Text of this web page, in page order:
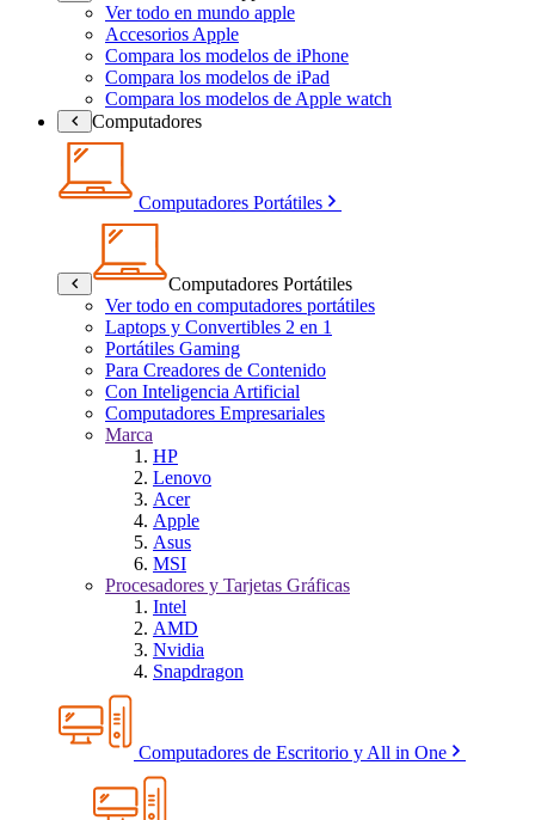
Ver todo en mundo apple
Accesorios Apple
Compara los modelos de iPhone
Compara los modelos de iPad
Compara los modelos de Apple watch
Computadores
Computadores Portátiles
Computadores Portátiles
Ver todo en computadores portátiles
Laptops y Convertibles 2 en 1
Portátiles Gaming
Para Creadores de Contenido
Con Inteligencia Artificial
Computadores Empresariales
Marca
HP
Lenovo
Acer
Apple
Asus
MSI
Procesadores y Tarjetas Gráficas
Intel
AMD
Nvidia
Snapdragon
Computadores de Escritorio y All in One